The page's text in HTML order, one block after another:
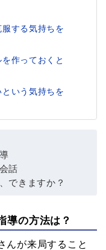
する気持ちを
作っておくと
いう気持ちを
話
できますか？
導の方法は？
んが来局すること